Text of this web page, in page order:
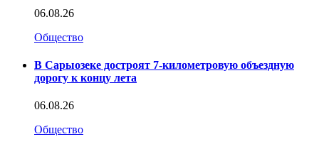
06.08.26
Общество
В Сарыозеке достроят 7-километровую объездную
дорогу к концу лета
06.08.26
Общество